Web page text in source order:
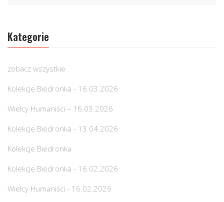
Kategorie
zobacz wszystkie
Kolekcje Biedronka - 16.03.2026
Wielcy Humaniści – 16.03.2026
Kolekcje Biedronka - 13.04.2026
Kolekcje Biedronka
Kolekcje Biedronka - 16.02.2026
Wielcy Humaniści - 16.02.2026